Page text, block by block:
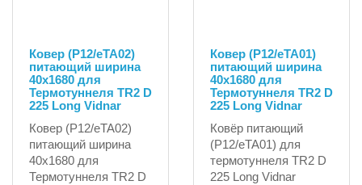
Ковер (P12/eTA02)
питающий ширина
40x1680 для
Термотуннеля TR2 D
225 Long Vidnar
Ковер (P12/eTA02)
питающий ширина
40x1680 для
Термотуннеля TR2 D
Ковер (P12/eTA01)
питающий ширина
40x1680 для
Термотуннеля TR2 D
225 Long Vidnar
Ковёр питающий
(P12/eTA01) для
термотуннеля TR2 D
225 Long Vidnar